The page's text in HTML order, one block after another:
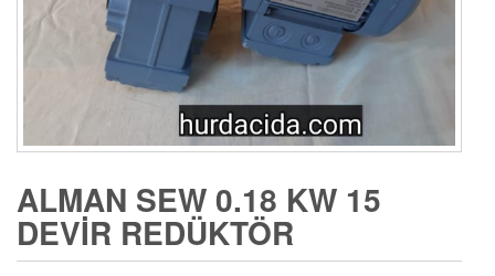
ALMAN SEW 0.18 KW 15
DEVIR REDÜKTÖR